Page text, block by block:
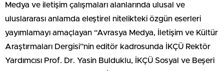
Medya ve iletişim çalışmaları alanlarında ulusal ve
uluslararası anlamda eleştirel nitelikteki özgün eserleri
yayımlamayı amaçlayan “Avrasya Medya, İletişim ve Kültür
Araştırmaları Dergisi”nin editör kadrosunda İKÇÜ Rektör
Yardımcısı Prof. Dr. Yasin Bulduklu, İKÇÜ Sosyal ve Beşeri